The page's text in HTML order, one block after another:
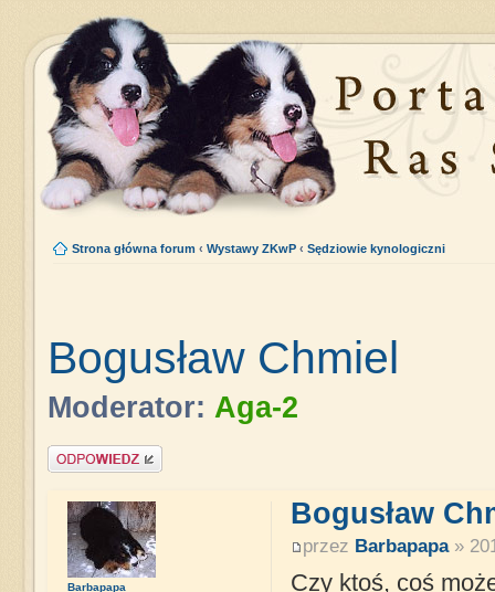
Strona główna forum ‹ Wystawy ZKwP ‹ Sędziowie kynologiczni
Bogusław Chmiel
Moderator: Aga-2
Napisz komentarz
Bogusław
przez Barbapapa»
Czy ktoś, coś
Barbapapa